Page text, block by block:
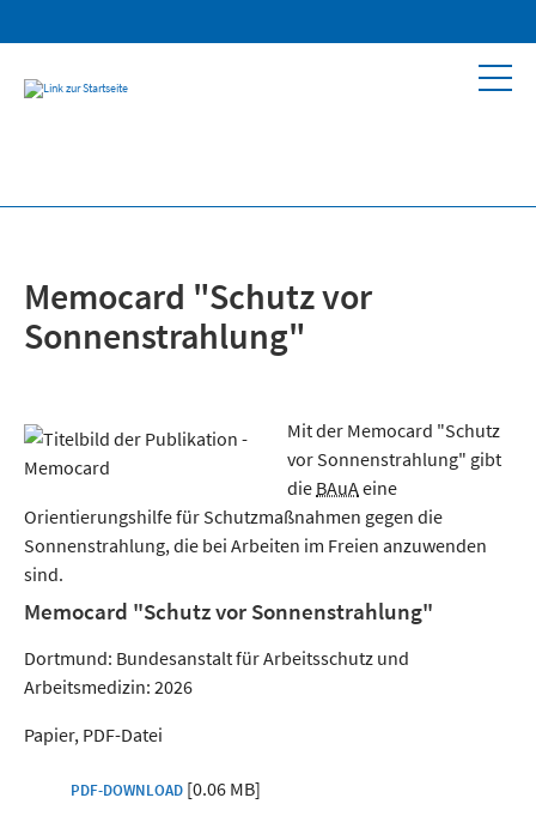
Memocard "Schutz vor
Sonnenstrahlung"
Mit der Memocard "Schutz
vor Sonnenstrahlung" gibt
die BAuAeine
Orientierungshilfe für Schutzmaßnahmen gegen die
Sonnenstrahlung, die bei Arbeiten im Freien anzuwenden
sind.
Memocard "Schutz vor Sonnenstrahlung"
Dortmund: Bundesanstalt für Arbeitsschutz und
Arbeitsmedizin: 2026
Papier, PDF-Datei
PDF-DOWNLOAD [0.06 MB]